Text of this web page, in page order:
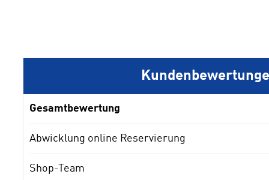
Gesamtbewertung
Abwicklung online Reservierung
Shop-Team